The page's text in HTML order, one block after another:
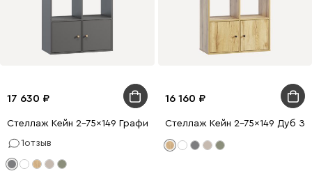
17 630
Стеллаж Кейн 2-75x149 Графитовый
1отзыв
16 160
Стеллаж Кейн 2-75x149 Дуб